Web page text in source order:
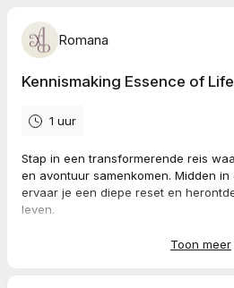
Romana
Kennismaking Essence of
1 uur
Stap in een transformerende reis
en avontuur samenkomen. Midden
ervaar je een diepe reset en
leven.
Toon meer